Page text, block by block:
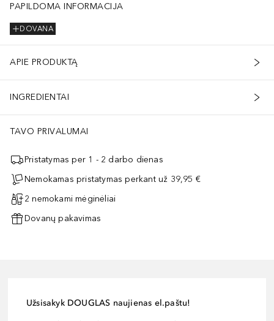
PAPILDOMA INFORMACIJA
DOVANA
APIE PRODUKTĄ
INGREDIENTAI
TAVO PRIVALUMAI
Pristatymas per 1 - 2 darbo dienas
Nemokamas pristatymas perkant už 39,95 €
2 nemokami mėginėliai
Dovanų pakavimas
Užsisakyk DOUGLAS naujienas el.paštu!